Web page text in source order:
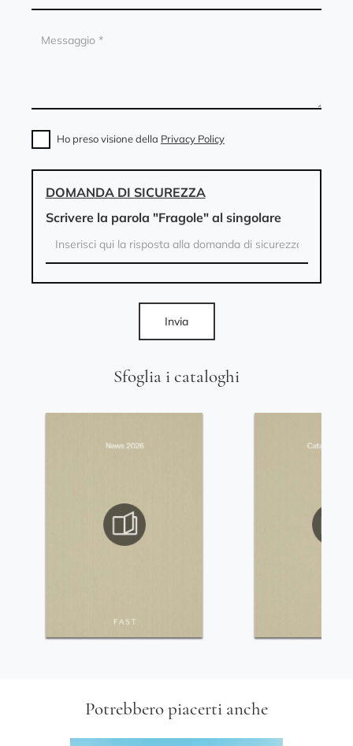
Sfoglia i cataloghi
Ho preso visione della Privacy Policy
DOMANDA DI SICUREZZA
Scrivere la parola "Fragole" al singolare
Invia
Potrebbero piacerti anche